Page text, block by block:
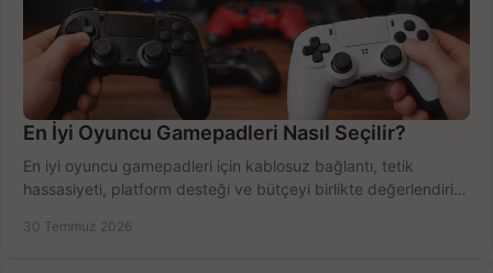
En İyi Oyuncu Gamepadleri Nasıl Seçilir?
En iyi oyuncu gamepadleri için kablosuz bağlantı, tetik
hassasiyeti, platform desteği ve bütçeyi birlikte değerlendirin;
30 Temmuz 2026